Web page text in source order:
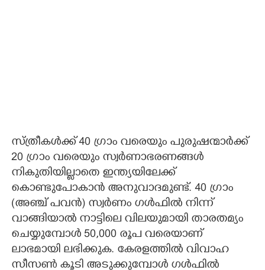
സ്ത്രീകള്‍ക്ക് 40 ഗ്രാം വരെയും പുരുഷന്മാര്‍ക്ക്
20 ഗ്രാം വരെയും സ്വര്‍ണാഭരണങ്ങള്‍
നികുതിയില്ലാതെ ഇന്ത്യയിലേക്ക്
കൊണ്ടുപോകാന്‍ അനുവാദമുണ്ട്. 40 ഗ്രാം
(അഞ്ച് പവന്‍) സ്വര്‍ണം ഗള്‍ഫില്‍ നിന്ന്
വാങ്ങിയാല്‍ നാട്ടിലെ വിലയുമായി താരതമ്യം
ചെയ്യുമ്പോള്‍ 50,000 രൂപ വരെയാണ്
ലാഭമായി ലഭിക്കുക. കേരളത്തില്‍ വിവാഹ
സീസണ്‍ കൂടി അടുക്കുമ്പോള്‍ ഗള്‍ഫില്‍